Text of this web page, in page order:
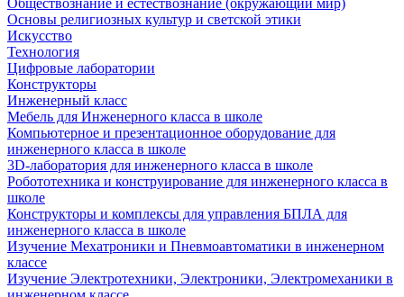
Обществознание и естествознание (окружающий мир)
Основы религиозных культур и светской этики
Искусство
Технология
Цифровые лаборатории
Конструкторы
Инженерный класс
Мебель для Инженерного класса в школе
Компьютерное и презентационное оборудование для
инженерного класса в школе
3D-лаборатория для инженерного класса в школе
Робототехника и конструирование для инженерного класса в
школе
Конструкторы и комплексы для управления БПЛА для
инженерного класса в школе
Изучение Мехатроники и Пневмоавтоматики в инженерном
классе
Изучение Электротехники, Электроники, Электромеханики в